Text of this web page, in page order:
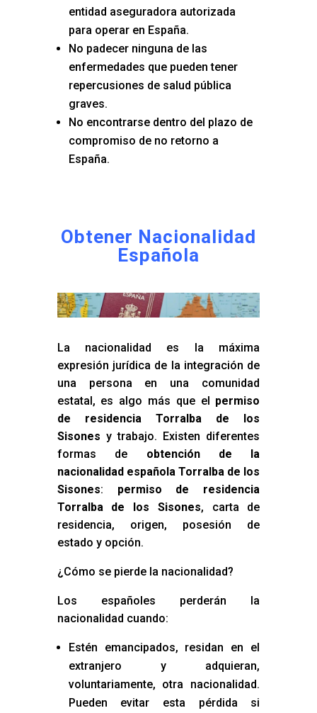
entidad aseguradora autorizada
para operar en España.
No padecer ninguna de las
enfermedades que pueden tener
repercusiones de salud pública
graves.
No encontrarse dentro del plazo de
compromiso de no retorno a
España.
Obtener Nacionalidad
Española
La nacionalidad es la máxima
expresión jurídica de la integración de
una persona en una comunidad
estatal, es algo más que el permiso
de residencia Torralba de los
Sisones y trabajo. Existen diferentes
formas de obtención de la
nacionalidad española Torralba de los
Sisones: permiso de residencia
Torralba de los Sisones, carta de
residencia, origen, posesión de
estado y opción.
¿Cómo se pierde la nacionalidad?
Los españoles perderán la
nacionalidad cuando:
Estén emancipados, residan en el
extranjero y adquieran,
voluntariamente, otra nacionalidad.
Pueden evitar esta pérdida si